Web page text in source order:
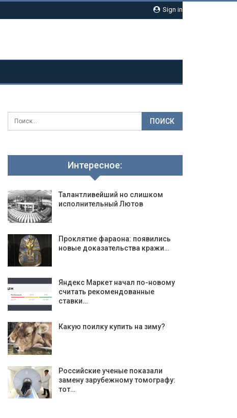
Sign in
Интересное:
Талантливейший но слишком
исполнительный Лютов
Проклятие фараона: появились
новые доказательства кражи…
Яндекс Маркет начал по-новому
считать рекомендованные
ставки…
Какую поилку купить на зиму?
Российские ученые показали
замену зарубежному томографу:
тот…